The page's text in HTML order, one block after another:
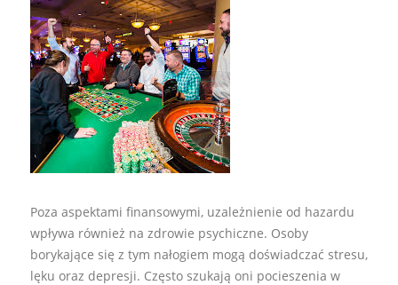
Poza aspektami finansowymi, uzależnienie od hazardu
wpływa również na zdrowie psychiczne. Osoby
borykające się z tym nałogiem mogą doświadczać stresu,
lęku oraz depresji. Często szukają oni pocieszenia w